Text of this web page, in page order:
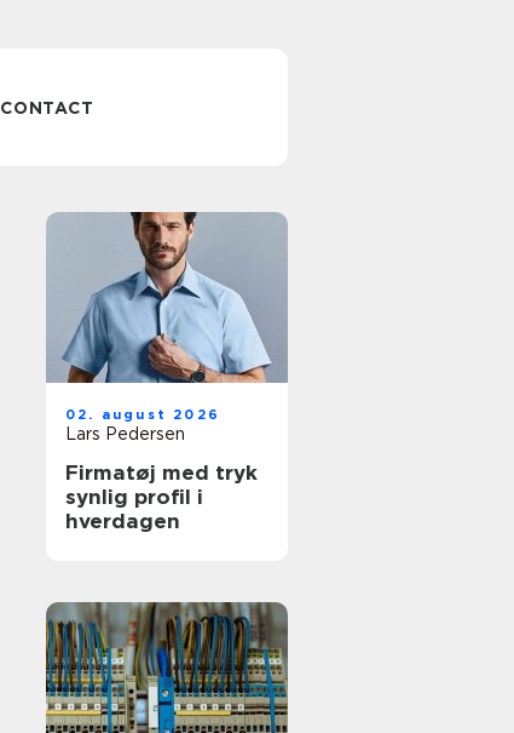
CONTACT
02. august 2026
Lars Pedersen
Firmatøj med tryk
synlig profil i
hverdagen